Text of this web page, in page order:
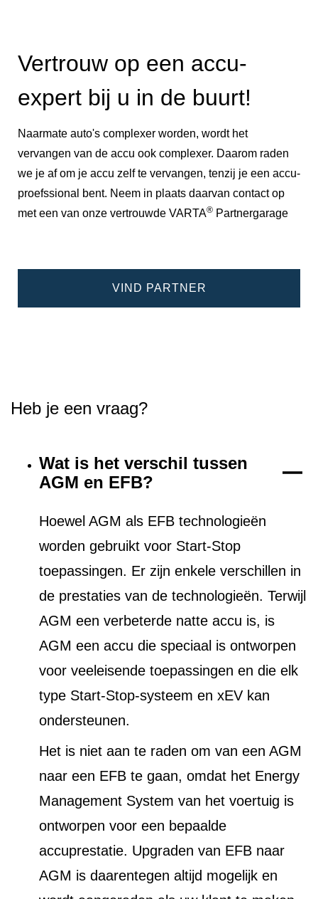
Vertrouw op een accu-
expert bij u in de buurt!
Naarmate auto's complexer worden, wordt het
vervangen van de accu ook complexer. Daarom raden
we je af om je accu zelf te vervangen, tenzij je een accu-
proefssional bent. Neem in plaats daarvan contact op
met een van onze vertrouwde VARTA® Partnergarage
VIND PARTNER
Heb je een vraag?
Wat is het verschil tussen
AGM en EFB?
Hoewel AGM als EFB technologieën
worden gebruikt voor Start-Stop
toepassingen. Er zijn enkele verschillen in
de prestaties van de technologieën. Terwijl
AGM een verbeterde natte accu is, is
AGM een accu die speciaal is ontworpen
voor veeleisende toepassingen en die elk
type Start-Stop-systeem en xEV kan
ondersteunen.
Het is niet aan te raden om van een AGM
naar een EFB te gaan, omdat het Energy
Management System van het voertuig is
ontworpen voor een bepaalde
accuprestatie. Upgraden van EFB naar
AGM is daarentegen altijd mogelijk en